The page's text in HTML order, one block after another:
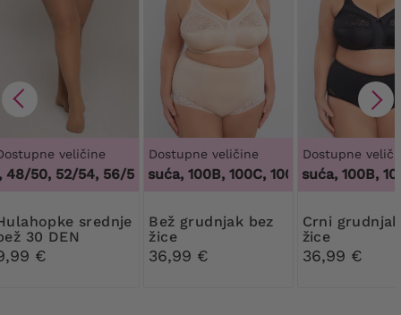
veličine
50, 52/54, 56/58, 60/62, 44/46, 48/50, 52/54, 56/58,
30 DEN
€
Dostupne veličine
100 tisuća, 100B, 100C, 100D, 100DD, 100F,
Bež grudnjak bez
žice
36,99 €
Dostupne
100 tisuća, 100B,
Crni grudnjak bez
žice
36,99 €